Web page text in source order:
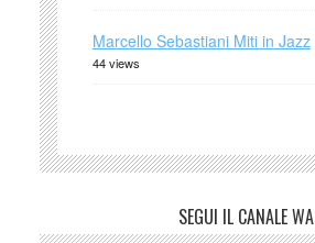
Marcello Sebastiani Miti in Jazz
44 views
SEGUI IL CANALE WA